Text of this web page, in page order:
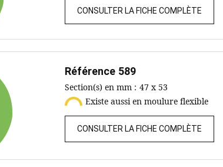
CONSULTER LA FICHE COMPLÈTE
Référence 589
Section(s) en mm : 47 x 53
Existe aussi en moulure flexible
CONSULTER LA FICHE COMPLÈTE